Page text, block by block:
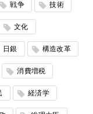
戦争 技術
文化
日銀 構造改革
消費増税
経済学